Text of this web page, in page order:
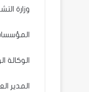
وزارة
الوكالة
المدير